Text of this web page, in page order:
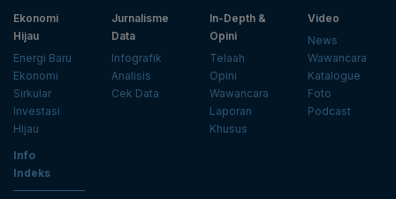
Ekonomi
Hijau
Energi Baru
Ekonomi
Sirkular
Investasi
Hijau
Jurnalisme
Data
Infografik
Analisis
Cek Data
In-Depth &
Opini
Telaah
Opini
Wawancara
Laporan
Khusus
Video
News
Wawancara
Katalogue
Foto
Podcast
Info
Indeks